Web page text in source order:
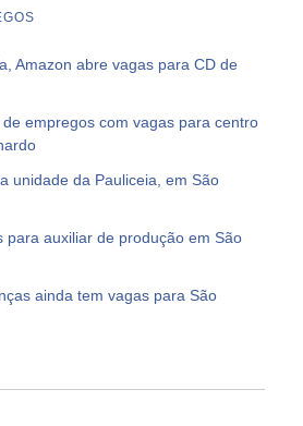
Amazon abre vagas para CD de
empregos com vagas para centro
unidade da Pauliceia, em São
para auxiliar de produção em São
ainda tem vagas para São